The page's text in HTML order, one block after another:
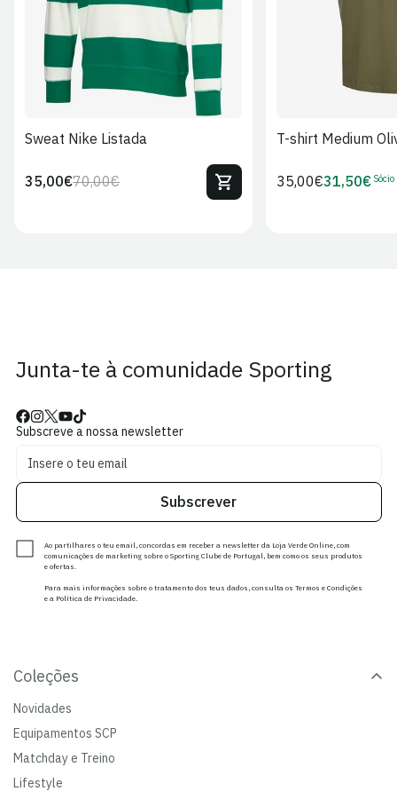
Sweat Nike Listada
Preço
70,00€Preço
35,00€
T-shirt Medium
Preço
35,00€Preço
31,50€ Sócio
Junta-te à comunidade Sporting
Subscreve a nossa newsletter
Subscrever
Ao partilhares o teu email, concordas em receber a newsletter da Loja Verde Online, com
comunicações de marketing sobre o Sporting Clube de Portugal, bem como os seus produtos
e ofertas.
Para mais informações sobre o tratamento dos teus dados, consulta os Termos e Condições
e a Política de Privacidade.
Coleções
Novidades
Equipamentos SCP
Matchday e Treino
Lifestyle